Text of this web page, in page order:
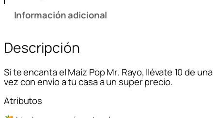
d
e
5
0
d
Información adicional
Descripción
Si te encanta el Maíz Pop Mr. Rayo, llévate 10 de una
vez con envío a tu casa a un super precio.
Atributos